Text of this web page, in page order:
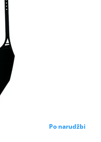
Po narudžbi